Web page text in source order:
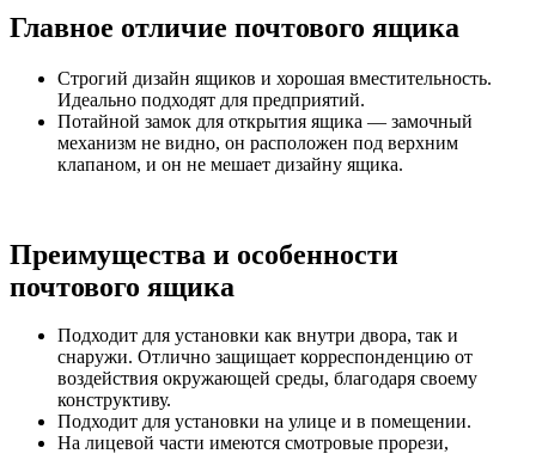
Главное отличие почтового ящика
Строгий дизайн ящиков и хорошая вместительность.
Идеально подходят для предприятий.
Потайной замок для открытия ящика — замочный
механизм не видно, он расположен под верхним
клапаном, и он не мешает дизайну ящика.
Преимущества и особенности
почтового ящика
Подходит для установки как внутри двора, так и
снаружи. Отлично защищает корреспонденцию от
воздействия окружающей среды, благодаря своему
конструктиву.
Подходит для установки на улице и в помещении.
На лицевой части имеются смотровые прорези,